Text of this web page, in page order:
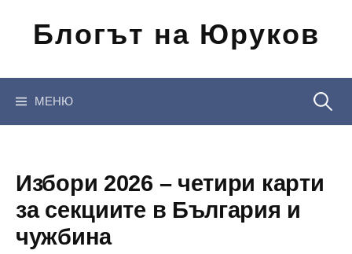
съдържанието
Блогът на Юруков
МЕНЮ
Избори 2026 – четири карти
за секциите в България и
чужбина